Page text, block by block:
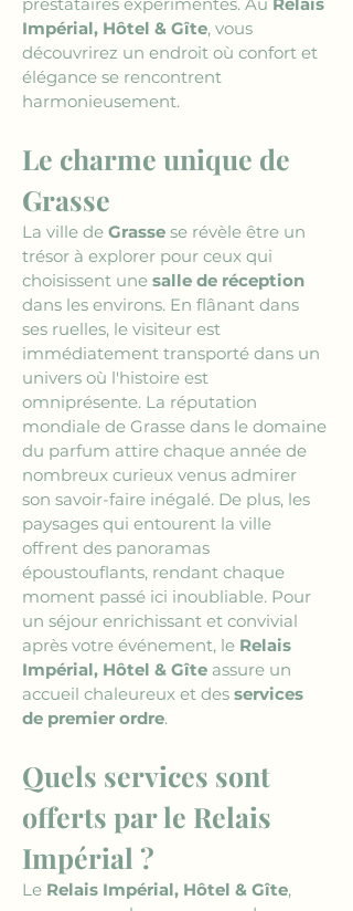
Impérial, Hôtel & Gîte, vous
découvrirez un endroit où confort et
élégance se rencontrent
harmonieusement.
Le charme unique de
Grasse
La ville de Grasse se révèle être un
trésor à explorer pour ceux qui
choisissent une salle de réception
dans les environs. En flânant dans
ses ruelles, le visiteur est
immédiatement transporté dans un
univers où l'histoire est
omniprésente. La réputation
mondiale de Grasse dans le domaine
du parfum attire chaque année de
nombreux curieux venus admirer
son savoir-faire inégalé. De plus, les
paysages qui entourent la ville
offrent des panoramas
époustouflants, rendant chaque
moment passé ici inoubliable. Pour
un séjour enrichissant et convivial
après votre événement, le Relais
Impérial, Hôtel & Gîte assure un
accueil chaleureux et des services
de premier ordre.
Quels services sont
offerts par le Relais
Impérial ?
Le Relais Impérial, Hôtel & Gîte,